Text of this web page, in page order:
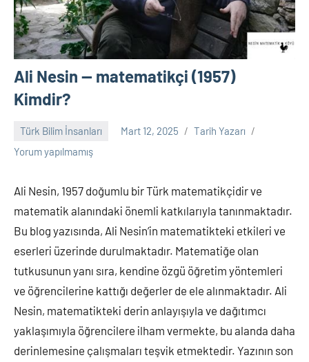
Ali Nesin — matematikçi (1957)
Kimdir?
Türk Bilim İnsanları Mart 12, 2025
Tarih Yazarı
Yorum yapılmamış
Ali Nesin, 1957 doğumlu bir Türk matematikçidir ve
matematik alanındaki önemli katkılarıyla tanınmaktadır.
Bu blog yazısında, Ali Nesin’in matematikteki etkileri ve
eserleri üzerinde durulmaktadır. Matematiğe olan
tutkusunun yanı sıra, kendine özgü öğretim yöntemleri
ve öğrencilerine kattığı değerler de ele alınmaktadır. Ali
Nesin, matematikteki derin anlayışıyla ve dağıtımcı
yaklaşımıyla öğrencilere ilham vermekte, bu alanda daha
derinlemesine çalışmaları teşvik etmektedir. Yazının son